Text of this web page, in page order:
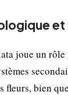
joue un
fleurs, bien